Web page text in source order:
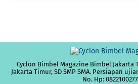
Cyclon Bimbel Magazine Bimbel Jakarta
Jakarta Timur, SD SMP SMA. Persiapan
No. Hp: